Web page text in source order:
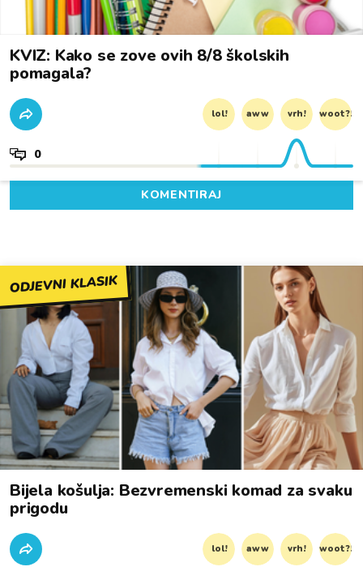
KVIZ: Kako se zove ovih 8/8 školskih
pomagala?
lol! aww vrh! woot?!
0
KOMENTIRAJ
ODJEVNI KLASIK
Bijela košulja: Bezvremenski komad za svaku
prigodu
lol! aww vrh! woot?!